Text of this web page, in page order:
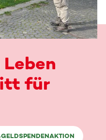
für
GELDSPENDENAKTION